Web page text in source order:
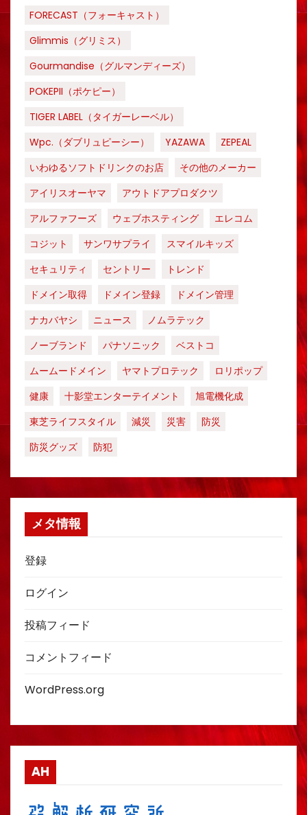
FORECAST（フォーキャスト）
Glimmis（グリミス）
Gourmandise（グルマンディーズ）
POKEPII（ポケピー）
TIGER LABEL（タイガーレーベル）
Wpc.（ダブリュピーシー）
YAZAWA
ZEPEAL
いわゆるソフトドリンクのお店
その他のメーカー
アイリスオーヤマ
アウトドアプロダクツ
アルファフーズ
ウェブホスティング
エレコム
コジット
サンワサプライ
スマイルキッズ
セキュリティ
セントリー
トレンド
ドメイン取得
ドメイン登録
ドメイン管理
ナカバヤシ
ニュース
ノムラテック
ノーブランド
パナソニック
ベストコ
ムームードメイン
ヤマトプロテック
ロリポップ
健康
十影堂エンターテイメント
旭電機化成
東芝ライフスタイル
減災 災害
防災
防災グッズ
防犯
メタ情報
登録
ログイン
投稿フィード
コメントフィード
WordPress.org
AH